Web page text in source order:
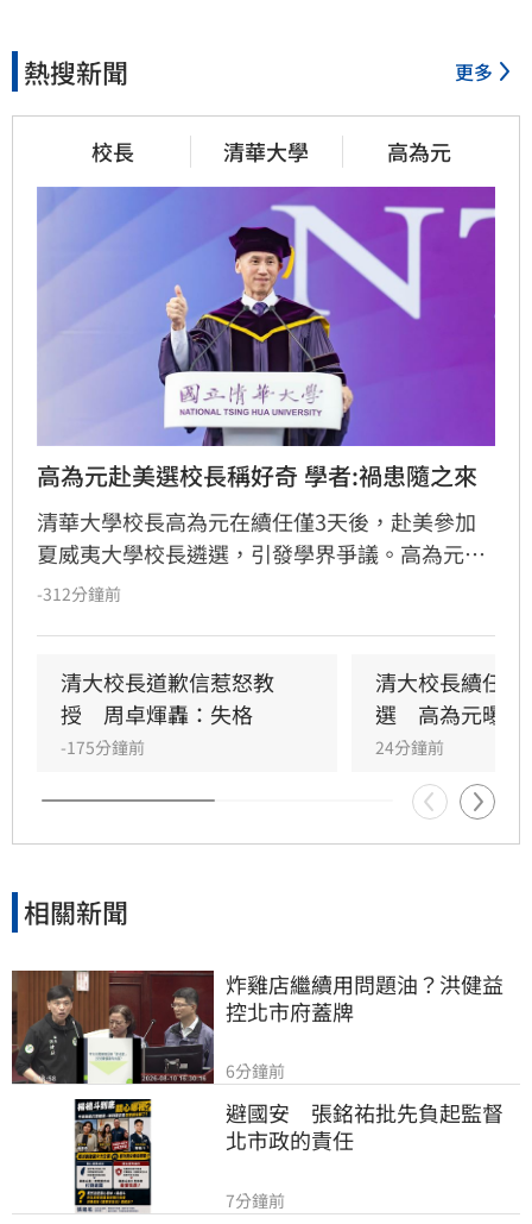
熱搜新聞 更多
校長 清華大學 高為元
高為元赴美選校長稱好奇 學者:禍患隨之來
清華大學校長高為元在續任僅3天後，赴美參加
夏威夷大學校長遴選，引發學界爭議。高為元事
後致歉，歸因於對東西方職場文化差異理解不
線。李忠憲認為，好奇固然是美德，但身為剛承
諾續任的校長，其核心責任應為該校的未來，而
非個人職涯探索。當「好奇」與「承諾」產生衝
突時，公共領導者應更重視信任與責任。此事件
凸顯了大學校長在追求個人成長與履行職責間，
如何拿捏分際的關鍵議題，也提醒學界在面對類
信價值。
-312分鐘前
清大校長道歉信惹怒教
授　周卓煇轟：失格
-175分鐘前
清大校長續任3
選　高為元曝原
24分鐘前
相關新聞
炸雞店繼續用問題油？洪健益
控北市府蓋牌
6分鐘前
避國安　張銘祐批先負起監督
北市政的責任
7分鐘前